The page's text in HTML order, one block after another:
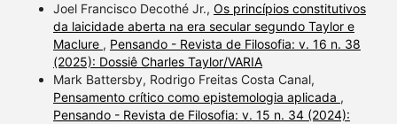
Joel Francisco Decothé Jr., Os princípios constitutivos
da laicidade aberta na era secular segundo Taylor e
Maclure , Pensando - Revista de Filosofia: v. 16 n. 38
(2025): Dossiê Charles Taylor/VARIA
Mark Battersby, Rodrigo Freitas Costa Canal,
Pensamento crítico como epistemologia aplicada ,
Pensando - Revista de Filosofia: v. 15 n. 34 (2024):